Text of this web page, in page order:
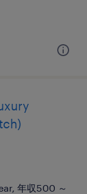
年収500 ～